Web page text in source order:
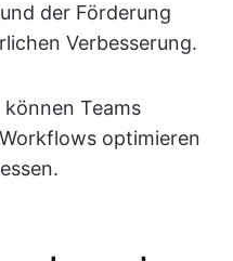
der Förderung
Verbesserung.
Teams
optimieren